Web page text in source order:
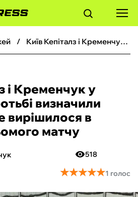
Київ Кепіталз і Кременчук у запеклій боротьбі визначили чемпіона: все вирішилося в овертаймі сьомого матчу
і Кременчук у
визначили
вирішилося в
матчу
518
★★★★★
★★★★★1 голос